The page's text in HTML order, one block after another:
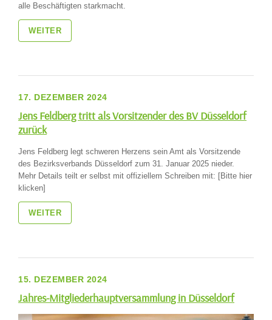
alle Beschäftigten starkmacht.
WEITER
17. DEZEMBER 2024
Jens Feldberg tritt als Vorsitzender des BV Düsseldorf
zurück
Jens Feldberg legt schweren Herzens sein Amt als Vorsitzende
des Bezirksverbands Düsseldorf zum 31. Januar 2025 nieder.
Mehr Details teilt er selbst mit offiziellem Schreiben mit: [Bitte hier
klicken]
WEITER
15. DEZEMBER 2024
Jahres-Mitgliederhauptversammlung in Düsseldorf